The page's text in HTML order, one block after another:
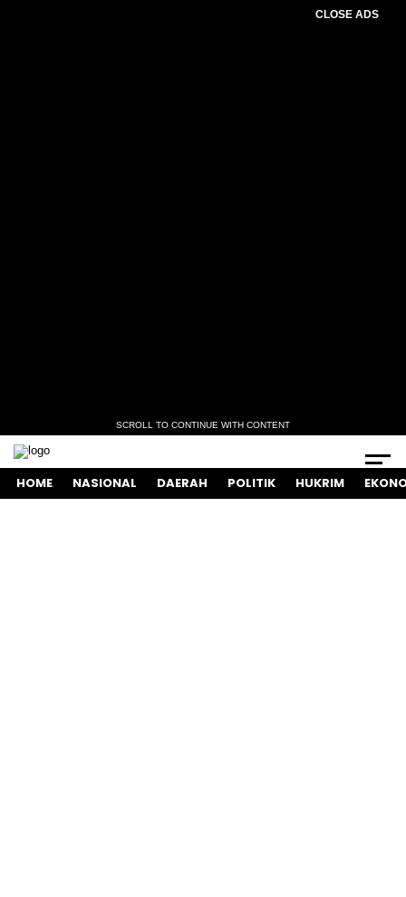
CLOSE ADS
SCROLL TO CONTINUE WITH CONTENT
HOME NASIONAL DAERAH POLITIK HUKRIM